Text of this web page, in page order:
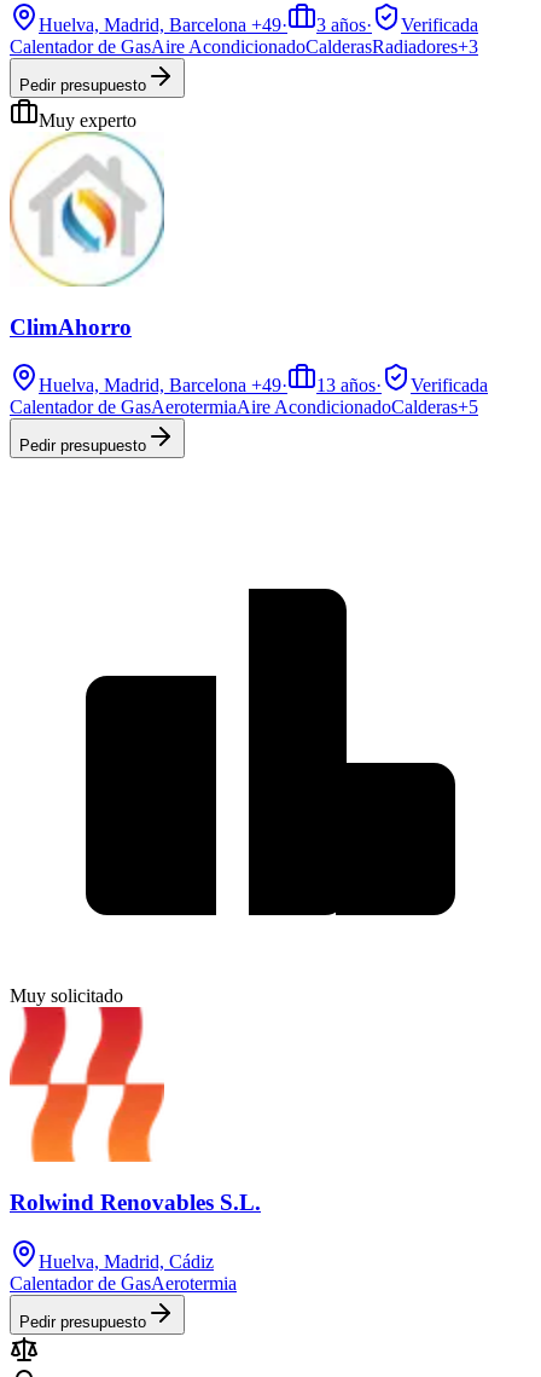
Huelva, Madrid, Barcelona +49· 3 años·
Verificada
Calentador de GasAire AcondicionadoCalderasRadiadores+3
Pedir presupuesto
Muy experto
ClimAhorro
Huelva, Madrid, Barcelona +49· 13 años·
Verificada
Calentador de GasAerotermiaAire AcondicionadoCalderas+5
Pedir presupuesto
Muy solicitado
Rolwind Renovables S.L.
Huelva, Madrid, Cádiz
Calentador de GasAerotermia
Pedir presupuesto